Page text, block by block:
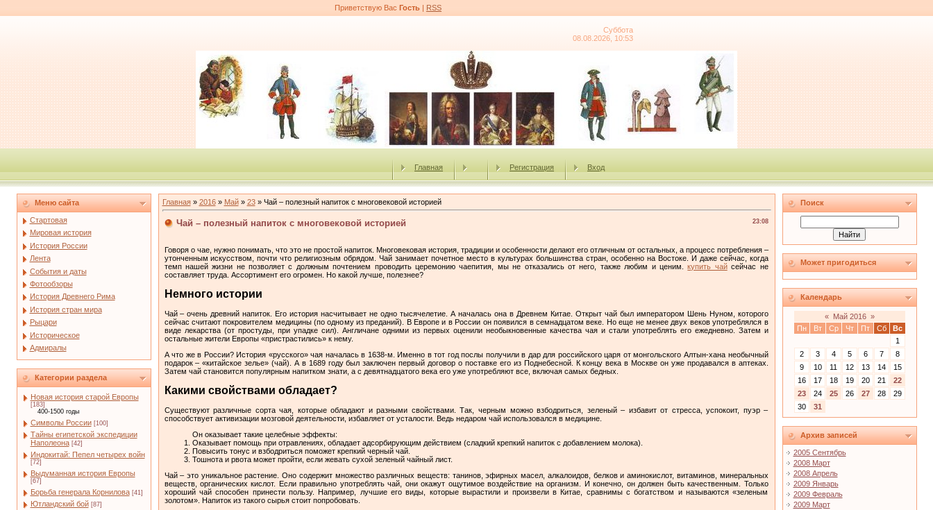
Приветствую Вас Гость | RSS
Суббота
08.08.2026, 10:53
Главная Регистрация Вход
Меню сайта
Стартовая
Мировая история
История России
Лента
События и даты
Фотообзоры
История Древнего Рима
История стран мира
Рыцари
Историческое
Адмиралы
Категории раздела
Новая история старой Европы
[183]
400-1500 годы
Символы России [100]
Тайны египетской экспедиции
Наполеона [42]
Индокитай: Пепел четырех войн
[72]
Выдуманная история Европы
[67]
Борьба генерала Корнилова [41]
Ютландский бой [87]
Главная» 2016 » Май » 23» Чай – полезный напиток с многовековой историей
23:08
Чай – полезный напиток с многовековой историей
Говоря о чае, нужно понимать, что это не простой напиток. Многовековая история, традиции и особенности делают его отличным от остальных, а процесс потребления –
утонченным искусством, почти что религиозным обрядом. Чай занимает почетное место в культурах большинства стран, особенно на Востоке. И даже сейчас, когда
темп нашей жизни не позволяет с должным почтением проводить церемонию чаепития, мы не отказались от него, также любим и ценим.купить чайсейчас не
составляет труда. Ассортимент его огромен. Но какой лучше, полезнее?
Немного истории
Чай – очень древний напиток. Его история насчитывает не одно тысячелетие. А началась она в Древнем Китае. Открыт чай был императором Шень Нуном, которого
сейчас считают покровителем медицины (по одному из преданий). В Европе и в России он появился в семнадцатом веке. Но еще не менее двух веков употреблялся в
виде лекарства (от простуды, при упадке сил). Англичане одними из первых оценили необыкновенные качества чая и стали употреблять его ежедневно. Затем и
остальные жители Европы «пристрастились» к нему.
А что же в России? История «русского» чая началась в 1638-м. Именно в тот год послы получили в дар для российского царя от монгольского Алтын-хана необычный
подарок – «китайское зелье» (чай). А в 1689 году был заключен первый договор о поставке его из Поднебесной. К концу века в Москве он уже продавался в аптеках.
Затем чай становится популярным напитком знати, а с девятнадцатого века его уже употребляют все, включая самых бедных.
Какими свойствами обладает?
Существуют различные сорта чая, которые обладают и разными свойствами. Так, черным можно взбодриться, зеленый – избавит от стресса, успокоит, пуэр –
способствует активизации мозговой деятельности, избавляет от усталости. Ведь недаром чай использовался в медицине.
Он оказывает такие целебные эффекты:
Оказывает помощь при отравлениях, обладает адсорбирующим действием (сладкий крепкий напиток с добавлением молока).
Повысить тонус и взбодриться поможет крепкий черный чай.
Тошнота и рвота может пройти, если жевать сухой зеленый чайный лист.
Чай – это уникальное растение. Оно содержит множество различных веществ: танинов, эфирных масел, алкалоидов, белков и аминокислот, витаминов, минеральных
веществ, органических кислот. Если правильно употреблять чай, они окажут ощутимое воздействие на организм. И конечно, он должен быть качественным. Только
хороший чай способен принести пользу. Например, лучшие его виды, которые вырастили и произвели в Китае, сравнимы с богатством и называются «зеленым
золотом». Напиток из такого сырья стоит попробовать.
Поиск
Может пригодиться
Календарь
« Май 2016 »
Пн
Вт Ср Чт Пт Сб
Вс
1
2
3 4 5 6 7
8
9
10 11 12 13 14
15
16
17 18 19 20 21
22
23
24 25 26 27 28
29
30
31
Архив записей
2005 Сентябрь
2008 Март
2008 Апрель
2009 Январь
2009 Февраль
2009 Март